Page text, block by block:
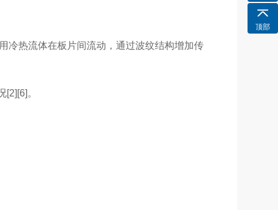
冷热流体在板片间流动，通过波纹结构增加传
。
顶部